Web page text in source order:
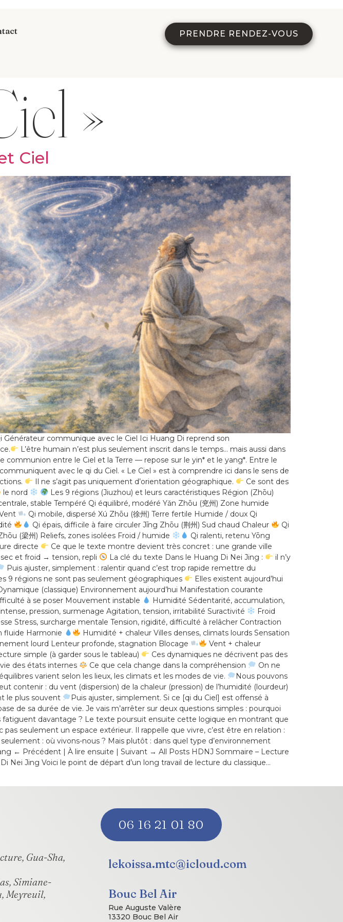
PRENDRE RENDEZ-VOUS
»
Ciel
Générateur communique avec le Ciel Ici Huang Di reprend son
L’être humain n’est plus seulement inscrit dans le temps… mais aussi dans
entre le Ciel et la Terre — repose sur le yin* et le yang*. Entre le
avec le qi du Ciel. « Le Ciel » est à comprendre ici dans le sens de
Il ne s’agit pas uniquement d’orientation géographique.
Ce sont des
le nord
Les 9 régions (Jiuzhou) et leurs caractéristiques Région (Zhōu)
stable Tempéré Qi équilibré, modéré Yǎn Zhōu (兖州) Zone humide
Qi mobile, dispersé Xú Zhōu (徐州) Terre fertile Humide / doux Qi
Qi épais, difficile à faire circuler Jīng Zhōu (荆州) Sud chaud Chaleur
Qi
(梁州) Reliefs, zones isolées Froid / humide
Qi ralenti, retenu Yōng
directe
Ce que le texte montre devient très concret : une grande ville
et froid → tension, repli
La clé du texte Dans le Huang Di Nei Jing :
il n’y
Puis ajuster, simplement : ralentir quand c’est trop rapide remettre du
9 régions ne sont pas seulement géographiques
Elles existent aujourd’hui
(classique) Environnement aujourd’hui Manifestation courante
à se poser Mouvement instable
Humidité Sédentarité, accumulation,
pression, surmenage Agitation, tension, irritabilité Suractivité
Froid
Stress, surcharge mentale Tension, rigidité, difficulté à relâcher Contraction
fluide Harmonie
Humidité + chaleur Villes denses, climats lourds Sensation
lourd Lenteur profonde, stagnation Blocage
Vent + chaleur
simple (à garder sous le tableau)
Ces dynamiques ne décrivent pas des
des états internes Ce que cela change dans la compréhension
On ne
varient selon les lieux, les climats et les modes de vie.
Nous pouvons
contenir : du vent (dispersion) de la chaleur (pression) de l’humidité (lourdeur)
le plus souvent
Puis ajuster, simplement. Si ce [qi du Ciel] est offensé à
de sa durée de vie. Je vais m’arrêter sur deux questions simples : pourquoi
davantage ? Le texte poursuit ensuite cette logique en montrant que
seulement un espace extérieur. Il rappelle que vivre, c’est être en relation :
: où vivons-nous ? Mais plutôt : dans quel type d’environnement
← Précédent | À lire ensuite | Suivant → All Posts HDNJ Sommaire – Lecture
Jing Voici le point de départ d’un long travail de lecture du classique…
Gua-Sha,
Simiane-
Meyreuil,
06 16 21 01 80
lekoissa.mtc@icloud.com
Bouc Bel Air
Rue Auguste Valère
13320 Bouc Bel Air